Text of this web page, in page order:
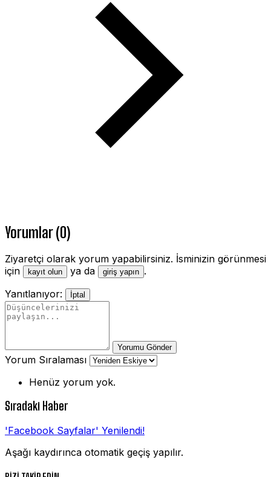
Yorumlar (0)
Ziyaretçi olarak yorum yapabilirsiniz. İsminizin görünmesi
için
kayıt olun ya da giriş yapın .
Yanıtlanıyor:
İptal
Yorumu Gönder
Yorum Sıralaması
Henüz yorum yok.
Sıradaki Haber
'Facebook Sayfalar' Yenilendi!
Aşağı kaydırınca otomatik geçiş yapılır.